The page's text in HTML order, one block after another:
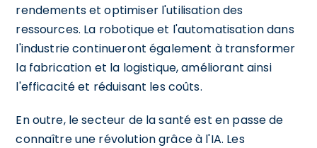
rendements et optimiser l'utilisation des
ressources. La robotique et l'automatisation dans
l'industrie continueront également à transformer
la fabrication et la logistique, améliorant ainsi
l'efficacité et réduisant les coûts.
En outre, le secteur de la santé est en passe de
connaître une révolution grâce à l'IA. Les